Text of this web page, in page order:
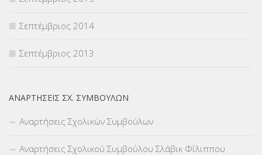
Σεπτέμβριος 2014
Σεπτέμβριος 2013
ΑΝΑΡΤΉΣΕΙΣ ΣΧ. ΣΥΜΒΟΎΛΩΝ
Αναρτήσεις Σχολικών Συμβούλων
Αναρτήσεις Σχολικού Συμβούλου Σλάβικ Φίλιππου